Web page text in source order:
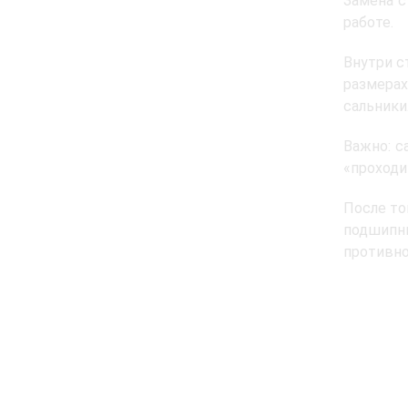
работе.
Внутри
сальники.
Важно:
После